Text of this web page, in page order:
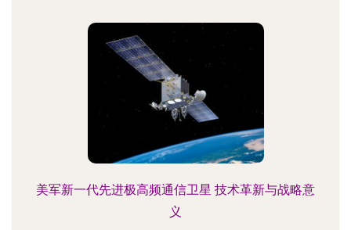
美军新一代先进极高频通信卫星 技术革新与战略意
义